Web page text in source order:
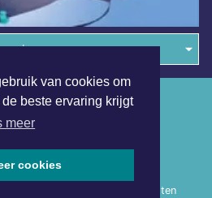
van cookies om
beste ervaring krijgt
meer
cookies
regio
- Alle rechten